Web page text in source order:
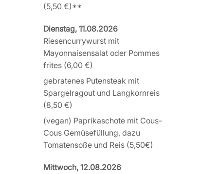
(5,50 €)**
Dienstag, 11.08.2026
Riesencurrywurst mit
Mayonnaisensalat oder Pommes
frites (6,00 €)
gebratenes Putensteak mit
Spargelragout und Langkornreis
(8,50 €)
(vegan) Paprikaschote mit Cous-
Cous Gemüsefüllung, dazu
Tomatensoße und Reis (5,50€)
Mittwoch, 12.08.2026